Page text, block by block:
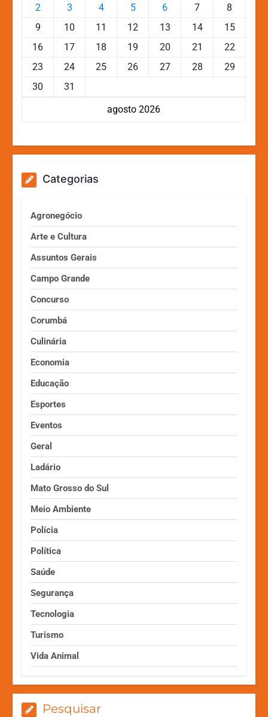
agosto 2026
2 3 4 5 6 7
8
9
10 11 12 13 14
15
16
17 18 19 20 21
22
23
24 25 26 27 28
29
30
31
Categorias
Agronegócio
Arte e Cultura
Assuntos Gerais
Campo Grande
Concurso
Corumbá
Culinária
Economia
Educação
Esportes
Eventos
Geral
Ladário
Mato Grosso do Sul
Meio Ambiente
Polícia
Política
Saúde
Segurança
Tecnologia
Turismo
Vida Animal
Pesquisar